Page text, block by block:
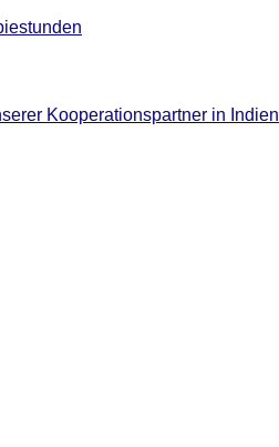
Kooperationspartner in Indien